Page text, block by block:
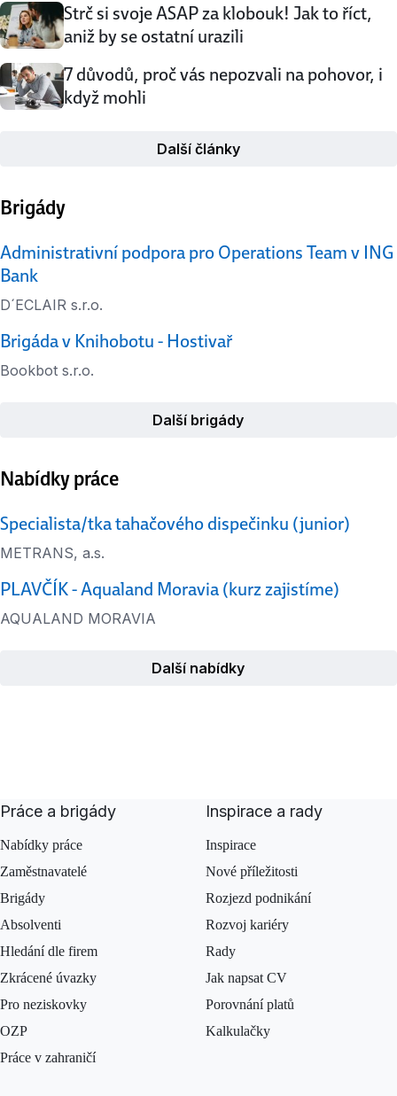
Strč si svoje ASAP za klobouk! Jak to říct,
aniž by se ostatní urazili
7 důvodů, proč vás nepozvali na pohovor, i
když mohli
Další články
Brigády
Administrativní podpora pro Operations Team v ING
Bank
D´ECLAIR s.r.o.
Brigáda v Knihobotu - Hostivař
Bookbot s.r.o.
Další brigády
Nabídky práce
Specialista/tka tahačového dispečinku (junior)
METRANS, a.s.
PLAVČÍK - Aqualand Moravia (kurz zajistíme)
AQUALAND MORAVIA
Další nabídky
Práce a brigády
Nabídky práce
Zaměstnavatelé
Brigády
Absolventi
Hledání dle firem
Zkrácené úvazky
Pro neziskovky
OZP
Práce v zahraničí
Inspirace a rady
Inspirace
Nové příležitosti
Rozjezd podnikání
Rozvoj kariéry
Rady
Jak napsat CV
Porovnání platů
Kalkulačky